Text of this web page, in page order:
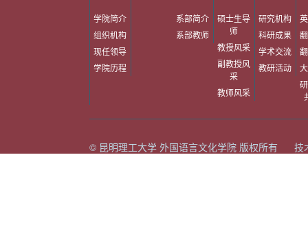
学院简介
组织机构
现任领导
学院历程
系部简介
系部教师
硕士生导
师
教授风采
副教授风
采
教师风采
研究机构
科研成果
学术交流
教研活动
© 昆明理工大学 外国语言文化学院 版权所有 技